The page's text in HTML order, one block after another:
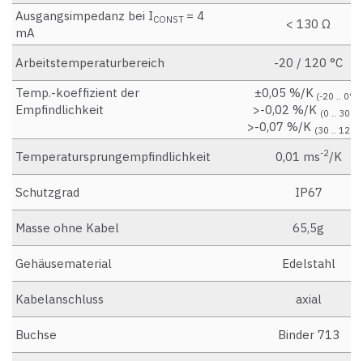
Ausgangsimpedanz bei ICONST = 4
mA
< 130 Ω
Arbeitstemperaturbereich
-20 / 120 °C
Temp.-koeffizient der
Empfindlichkeit
±0,05 %/K(-20 .. 0°C)
>-0,02 %/K (0 .. 30°C)
>-0,07 %/K (30 ..
Temperatursprungempfindlichkeit 0,01 ms-2/K
Schutzgrad IP67
Masse ohne Kabel 65,5g
Gehäusematerial Edelstahl
Kabelanschluss axial
Buchse Binder 713